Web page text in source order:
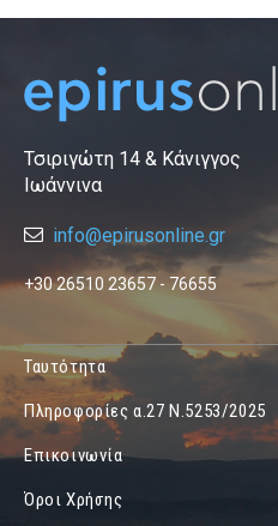
Τσιριγώτη 14 & Κάνιγγος
Ιωάννινα
info@epirusonline.gr
+30 26510 23657 - 76655
Ταυτότητα
Πληροφορίες α.27 Ν.5253/2025
Επικοινωνία
Όροι Χρήσης